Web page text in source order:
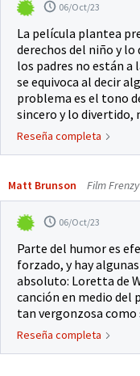
06/Oct/23
La película plantea
derechos del niño y
los padres no están a
se equivoca al decir
problema es el tono
sincero y lo divertido,
Reseña completa
Matt Brunson Film Frenzy
06/Oct/23
Parte del humor es
forzado, y hay
absoluto: Loretta de
canción en medio del
tan vergonzosa como
Reseña completa